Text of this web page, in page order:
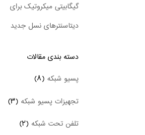
گیگابیتی میکروتیک برای
دیتاسنترهای نسل جدید
دسته بندی‌ مقالات
پسیو شبکه (۸)
تجهیزات پسیو شبکه (۳)
تلفن تحت شبکه (۲)